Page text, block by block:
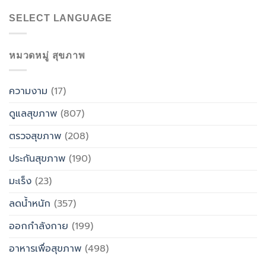
SELECT LANGUAGE
หมวดหมู่ สุขภาพ
ความงาม (17)
ดูแลสุขภาพ (807)
ตรวจสุขภาพ (208)
ประกันสุขภาพ (190)
มะเร็ง (23)
ลดน้ำหนัก (357)
ออกกำลังกาย (199)
อาหารเพื่อสุขภาพ (498)